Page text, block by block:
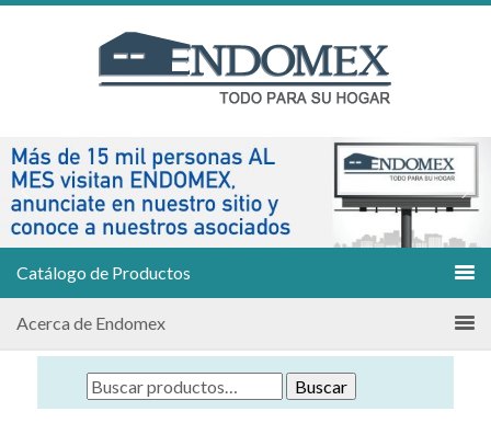
Catálogo de Productos
Acerca de Endomex
Buscar